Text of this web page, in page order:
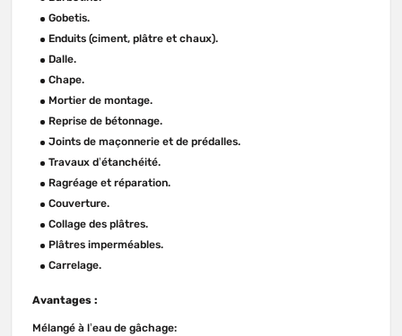
Gobetis.
Enduits (ciment, plâtre et chaux).
Dalle.
Chape.
Mortier de montage.
Reprise de bétonnage.
Joints de maçonnerie et de prédalles.
Travaux d’étanchéité.
Ragréage et réparation.
Couverture.
Collage des plâtres.
Plâtres imperméables.
Carrelage.
Avantages :
Mélangé à l’eau de gâchage: